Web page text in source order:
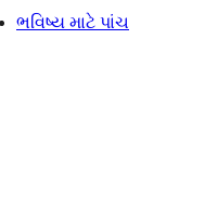
ભવિષ્ય માટે પાંચ